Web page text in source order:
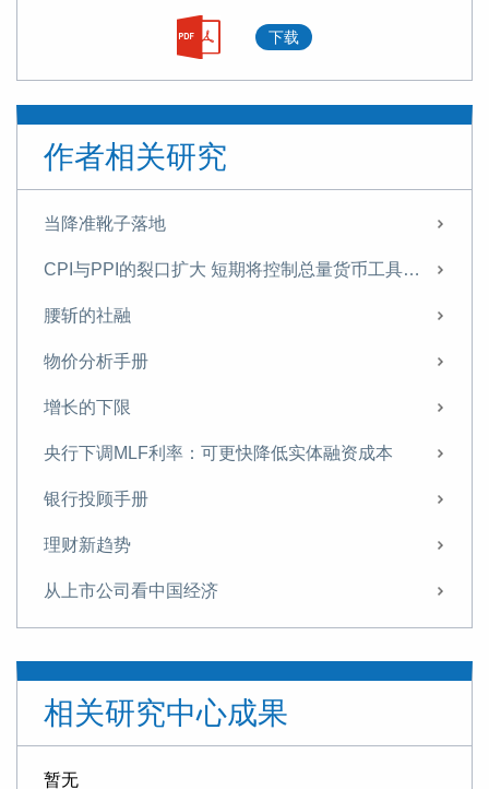
下载
作者相关研究
当降准靴子落地
CPI与PPI的裂口扩大 短期将控制总量货币工具的使用
腰斩的社融
物价分析手册
增长的下限
央行下调MLF利率：可更快降低实体融资成本
银行投顾手册
理财新趋势
从上市公司看中国经济
如何理解美联储降息
政策转向的开始
不一样的地产周期
相关研究中心成果
暂无